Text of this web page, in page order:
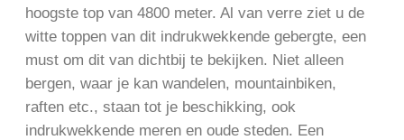
hoogste top van 4800 meter. Al van verre ziet u de
witte toppen van dit indrukwekkende gebergte, een
must om dit van dichtbij te bekijken. Niet alleen
bergen, waar je kan wandelen, mountainbiken,
raften etc., staan tot je beschikking, ook
indrukwekkende meren en oude steden. Een